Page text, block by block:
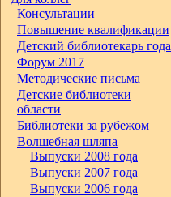
Консультации
Повышение квалификации
Детский библиотекарь года
Форум 2017
Методические письма
Детские библиотеки
области
Библиотеки за рубежом
Волшебная шляпа
Выпуски 2008 года
Выпуски 2007 года
Выпуски 2006 года